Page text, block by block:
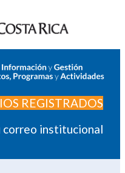
REGISTRADOS
correo institucional